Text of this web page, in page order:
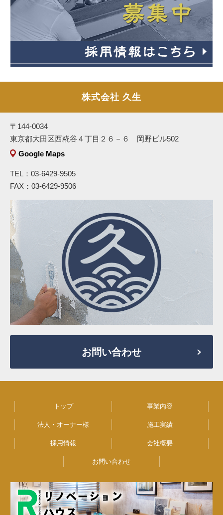
株式会社 久生
〒144-0034
東京都大田区西糀谷４丁目２６－６ 岡野ビル502
Google Maps
TEL：03-6429-9505
FAX：03-6429-9506
お問い合わせ
トップ 事業内容
法人・オーナー様 施工実績
採用情報 会社概要
お問い合わせ